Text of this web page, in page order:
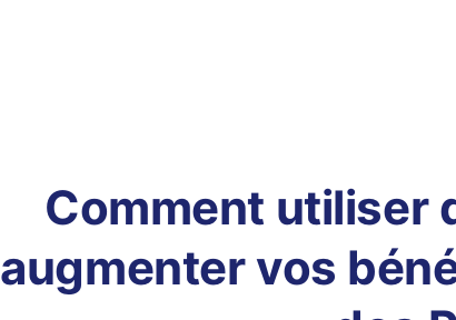
Comment utiliser
augmenter vos